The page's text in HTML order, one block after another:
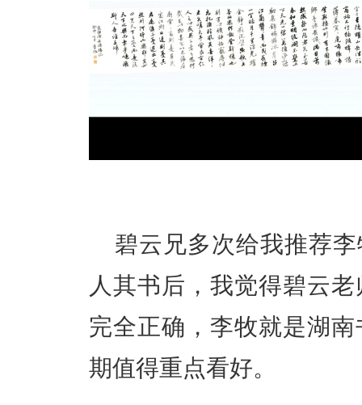
碧云兄多次给我推荐
人其书后，我觉得碧云
完全正确，李牧就是湖
期值得重点看好。